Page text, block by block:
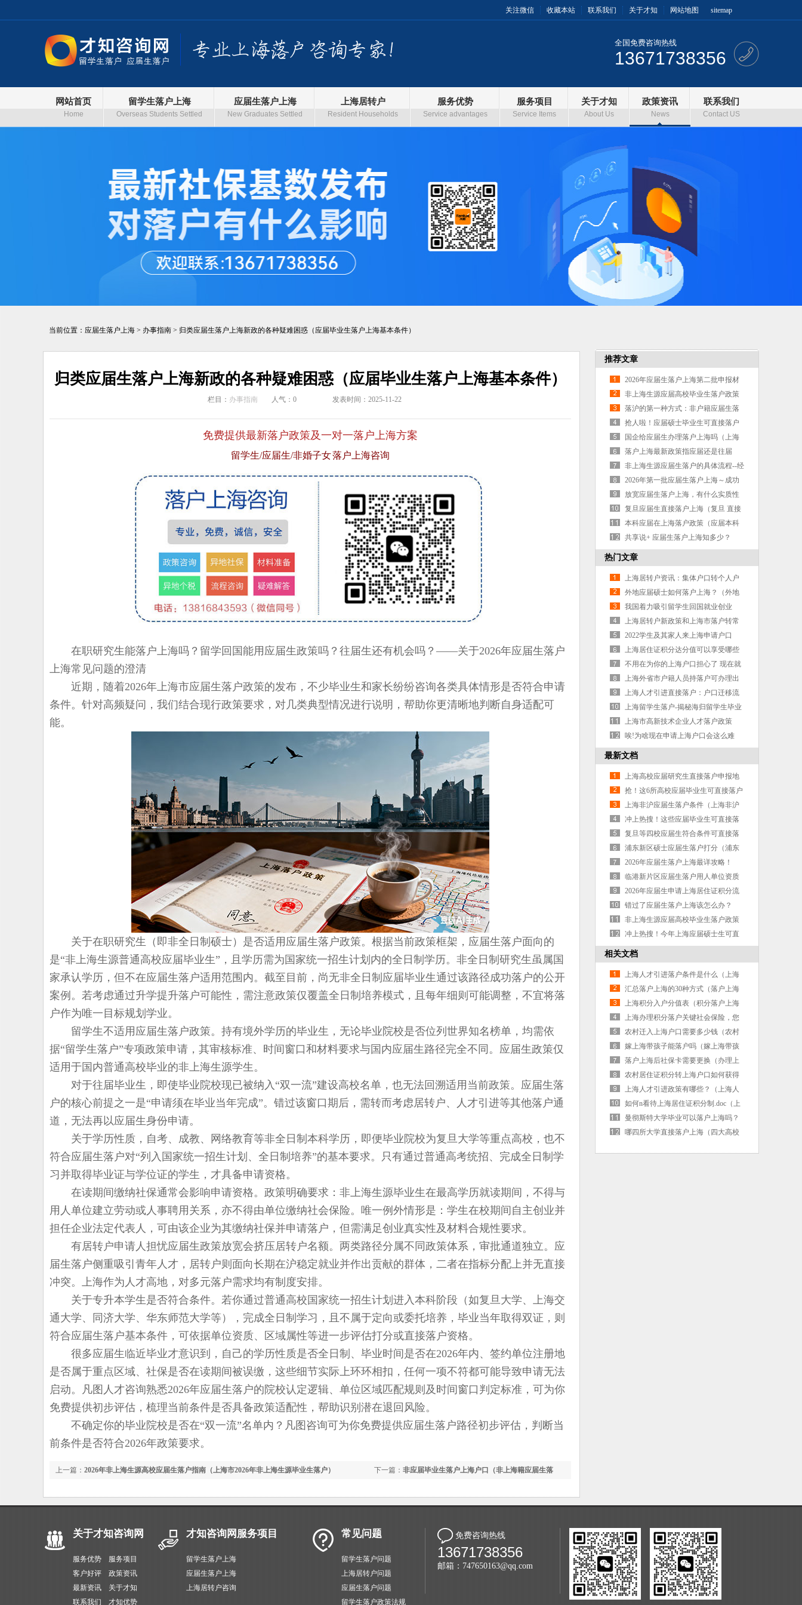
关注微信 收藏本站 联系我们 关于才知 网站地图 sitemap
全国免费咨询热线
13671738356
网站首页
Home
留学生落户上海
Overseas Students Settled
应届生落户上海
New Graduates Settled
上海居转户
Resident Households
服务优势
Service advantages
服务项目
Service Items
关于才知
About Us
政策资讯
News
联系我们
Contact US
当前位置： 应届生落户上海 > 办事指南 > 归类应届生落户上海新政的各种疑难困惑（应届毕业生落户上海基本条件）
归类应届生落户上海新政的各种疑难困惑（应届毕业生落户上海基本条件）
栏目： 办事指南 人气： 0 发表时间：2025-11-22
免费提供最新落户政策及一对一落户上海方案
留学生/应届生/非婚子女 落户上海咨询
在职研究生能落户上海吗？留学回国能用应届生政策吗？往届生还有机会吗？——关于2026年应届生落户
上海常见问题的澄清
近期，随着2026年上海市应届生落户政策的发布，不少毕业生和家长纷纷咨询各类具体情形是否符合申请
条件。针对高频疑问，我们结合现行政策要求，对几类典型情况进行说明，帮助你更清晰地判断自身适配可
能。
关于在职研究生（即非全日制硕士）是否适用应届生落户政策。根据当前政策框架，应届生落户面向的
是“非上海生源普通高校应届毕业生”，且学历需为国家统一招生计划内的全日制学历。非全日制研究生虽属国
家承认学历，但不在应届生落户适用范围内。截至目前，尚无非全日制应届毕业生通过该路径成功落户的公开
案例。若考虑通过升学提升落户可能性，需注意政策仅覆盖全日制培养模式，且每年细则可能调整，不宜将落
户作为唯一目标规划学业。
留学生不适用应届生落户政策。持有境外学历的毕业生，无论毕业院校是否位列世界知名榜单，均需依
据“留学生落户”专项政策申请，其审核标准、时间窗口和材料要求与国内应届生路径完全不同。应届生政策仅
适用于国内普通高校毕业的非上海生源学生。
对于往届毕业生，即使毕业院校现已被纳入“双一流”建设高校名单，也无法回溯适用当前政策。应届生落
户的核心前提之一是“申请须在毕业当年完成”。错过该窗口期后，需转而考虑居转户、人才引进等其他落户通
道，无法再以应届生身份申请。
关于学历性质，自考、成教、网络教育等非全日制本科学历，即便毕业院校为复旦大学等重点高校，也不
符合应届生落户对“列入国家统一招生计划、全日制培养”的基本要求。只有通过普通高考统招、完成全日制学
习并取得毕业证与学位证的学生，才具备申请资格。
在读期间缴纳社保通常会影响申请资格。政策明确要求：非上海生源毕业生在最高学历就读期间，不得与
用人单位建立劳动或人事聘用关系，亦不得由单位缴纳社会保险。唯一例外情形是：学生在校期间自主创业并
担任企业法定代表人，可由该企业为其缴纳社保并申请落户，但需满足创业真实性及材料合规性要求。
有居转户申请人担忧应届生政策放宽会挤压居转户名额。两类路径分属不同政策体系，审批通道独立。应
届生落户侧重吸引青年人才，居转户则面向长期在沪稳定就业并作出贡献的群体，二者在指标分配上并无直接
冲突。上海作为人才高地，对多元落户需求均有制度安排。
关于专升本学生是否符合条件。若你通过普通高校国家统一招生计划进入本科阶段（如复旦大学、上海交
通大学、同济大学、华东师范大学等），完成全日制学习，且不属于定向或委托培养，毕业当年取得双证，则
符合应届生落户基本条件，可依据单位资质、区域属性等进一步评估打分或直接落户资格。
很多应届生临近毕业才意识到，自己的学历性质是否全日制、毕业时间是否在2026年内、签约单位注册地
是否属于重点区域、社保是否在读期间被误缴，这些细节实际上环环相扣，任何一项不符都可能导致申请无法
启动。凡图人才咨询熟悉2026年应届生落户的院校认定逻辑、单位区域匹配规则及时间窗口判定标准，可为你
免费提供初步评估，梳理当前条件是否具备政策适配性，帮助识别潜在退回风险。
不确定你的毕业院校是否在“双一流”名单内？凡图咨询可为你免费提供应届生落户路径初步评估，判断当
前条件是否符合2026年政策要求。
下一篇： 非应届毕业生落户上海户口（非上海籍应届生落
上一篇： 2026年非上海生源高校应届生落户指南（上海市2026年非上海生源毕业生落户）
推荐文章
2026年应届生落户上海第二批申报材
料（上海市落户第二批）
非上海生源应届高校毕业生落户政策
（非上海应届高校毕业生落户流程）
落沪的第一种方式：非户籍应届生落
户（上海非户籍应届生落户）
抢人啦！应届硕士毕业生可直接落户
上海了（硕士毕业生如何落户上海）
国企给应届生办理落户上海吗（上海
国企工作是不是入上海户口）
落户上海最新政策指应届还是往届
（上海新的落户政策只包含应届生
嘛）
非上海生源应届生落户的具体流程--经
验贴（非上海生源应届普通高校毕业
生落户）
2026年第一批应届生落户上海～成功
（上海应届生落户第一批结果什么时
候出）
放宽应届生落户上海，有什么实质性
意义？（放宽应届生落户上海,有什么
实质性意义吗）
复旦应届生直接落户上海（复旦 直接
落户）
本科应届在上海落户政策（应届本科
毕业生落户上海需要什么条件）
共享说+ 应届生落户上海知多少？
（应届生落户上海时间限制）
热门文章
上海居转户资讯：集体户口转个人户
口申请书应该怎么写？
外地应届硕士如何落户上海？（外地
硕士研究生落户上海要求）
我国着力吸引留学生回国就业创业
上海居转户新政策和上海市落户转常
住户口的办理条件以及落户流
2022学生及其家人来上海申请户口
上海居住证积分达分值可以享受哪些
待遇呢
不用在为你的上海户口担心了 现在就
教你如何快速落户上海户口
上海外省市户籍人员持落户可办理出
入境证件
上海人才引进直接落户：户口迁移流
程（上海人才引进落户最后一步把户
口迁出怎么网上办理）
上海留学生落户-揭秘海归留学生毕业
回国如何落户上海
上海市高新技术企业人才落户政策
（上海高新技术企业人才引进落户政
策）
唉!为啥现在申请上海户口会这么难
呀！
最新文档
上海高校应届研究生直接落户申报地
点（上海市高校研究生落户政策）
抢！这6所高校应届毕业生可直接落户
上海（上海高校应届毕业落户政策）
上海非沪应届生落户条件（上海非沪
应届生落户条件要求）
冲上热搜！这些应届毕业生可直接落
户上海（4所高校应届毕业生可直接落
户上海）
复旦等四校应届生符合条件可直接落
户上海（复旦应届毕业生落户上海）
浦东新区硕士应届生落户打分（浦东
人才落户要多长时间）
2026年应届生落户上海最详攻略！
（2026年上海应届生落户政策）
临港新片区应届生落户用人单位资质
申报条件（临港新片区人才落户政
策）
2026年应届生申请上海居住证积分流
程（上海居住证积分应届毕业生）
错过了应届生落户上海该怎么办？
（上海应届毕业生错过落户时间）
非上海生源应届高校毕业生落户政策
（非上海应届高校毕业生落户流程）
冲上热搜！今年上海应届硕士生可直
接落户！（应届硕士毕业生上海落户
条件）
相关文档
上海人才引进落户条件是什么（上海
人才引进落户条件是什么样的）
汇总落户上海的30种方式（落户上海
的三种方案）
上海积分入户分值表（积分落户上海
积分表）
上海办理积分落户关键社会保险，您
了解吗？（上海积分落户办理流程）
农村迁入上海户口需要多少钱（农村
迁入上海户口需要多少钱一个月）
嫁上海带孩子能落户吗（嫁上海带孩
子能落户吗现在）
落户上海后社保卡需要更换（办理上
海户口后社保卡需要更换吗）
农村居住证积分转上海户口如何获得
（上海市居住证积分转落户）
上海人才引进政策有哪些？（上海人
才引进的条件是啥）
如何n看待上海居住证积分制.doc（上
海 居住证积分）
曼彻斯特大学毕业可以落户上海吗？
（曼彻斯特大学毕业可以落户上海吗
哪四所大学直接落户上海（四大高校
关于才知咨询网
服务优势
服务项目
客户好评
政策资讯
最新资讯
关于才知
联系我们
才知优势
才知咨询网服务项目
留学生落户上海
应届生落户上海
上海居转户咨询
常见问题
留学生落户问题
上海居转户问题
应届生落户问题
留学生落户政策法规
免费咨询热线
13671738356
邮箱：747650163@qq.com